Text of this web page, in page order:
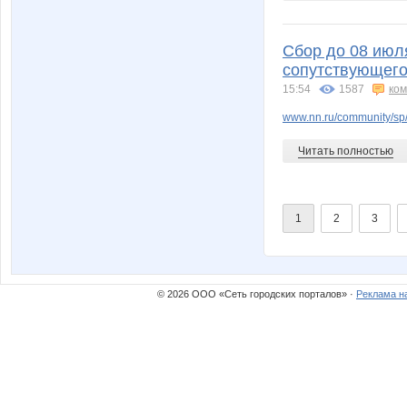
Сбор до 08
15:54 1587
www.nn.ru/community/
Читать полностью
1 2 3
© 2026 ООО «Сеть городских порталов» · Реклама